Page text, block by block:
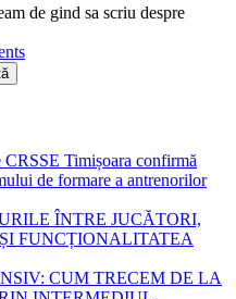
de gind sa scriu despre
Timișoara confirmă
de formare a antrenorilor
ÎNTRE JUCĂTORI,
FUNCȚIONALITATEA
CUM TRECEM DE LA